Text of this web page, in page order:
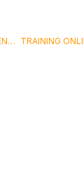
TRAINING ONLINE PERAN STRATEGIS PENDIDIKAN BAGI TENAGA PENYULUH DALAM PEMBANGUNAN KESEHATAN